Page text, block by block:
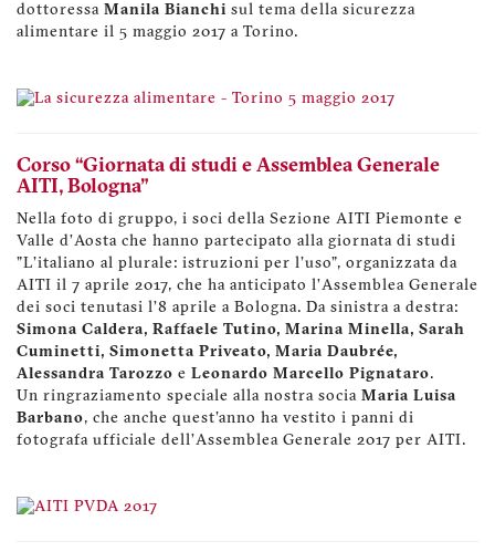
dottoressa Manila Bianchi sul tema della sicurezza
alimentare il 5 maggio 2017 a Torino.
Corso “Giornata di studi e Assemblea Generale
AITI, Bologna"
Nella foto di gruppo, i soci della Sezione AITI Piemonte e
Valle d’Aosta che hanno partecipato alla giornata di studi
"L'italiano al plurale: istruzioni per l'uso", organizzata da
AITI il 7 aprile 2017, che ha anticipato l’Assemblea Generale
dei soci tenutasi l’8 aprile a Bologna. Da sinistra a destra:
Simona Caldera, Raffaele Tutino, Marina Minella, Sarah
Cuminetti, Simonetta Priveato, Maria Daubrée,
Alessandra Tarozzo e Leonardo Marcello Pignataro.
Un ringraziamento speciale alla nostra socia Maria Luisa
Barbano, che anche quest'anno ha vestito i panni di
fotografa ufficiale dell’Assemblea Generale 2017 per AITI.